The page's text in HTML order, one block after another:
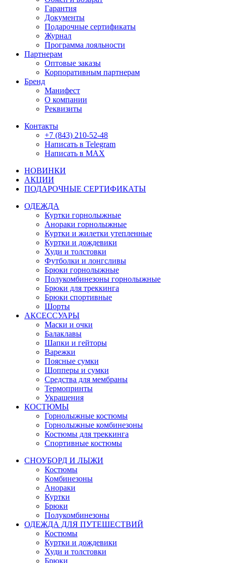
Гарантия
Документы
Подарочные сертификаты
Журнал
Программа лояльности
Партнерам
Оптовые заказы
Корпоративным партнерам
Бренд
Манифест
О компании
Реквизиты
Контакты
+7 (843) 210-52-48
Написать в Telegram
Написать в MAX
НОВИНКИ
АКЦИИ
ПОДАРОЧНЫЕ СЕРТИФИКАТЫ
ОДЕЖДА
Куртки горнолыжные
Анораки горнолыжные
Куртки и жилетки утепленные
Куртки и дождевики
Худи и толстовки
Футболки и лонгсливы
Брюки горнолыжные
Полукомбинезоны горнолыжные
Брюки для треккинга
Брюки спортивные
Шорты
АКСЕССУАРЫ
Маски и очки
Балаклавы
Шапки и гейторы
Варежки
Поясные сумки
Шопперы и сумки
Средства для мембраны
Термопринты
Украшения
КОСТЮМЫ
Горнолыжные костюмы
Горнолыжные комбинезоны
Костюмы для треккинга
Спортивные костюмы
СНОУБОРД И ЛЫЖИ
Костюмы
Комбинезоны
Анораки
Куртки
Брюки
Полукомбинезоны
ОДЕЖДА ДЛЯ ПУТЕШЕСТВИЙ
Костюмы
Куртки и дождевики
Худи и толстовки
Брюки